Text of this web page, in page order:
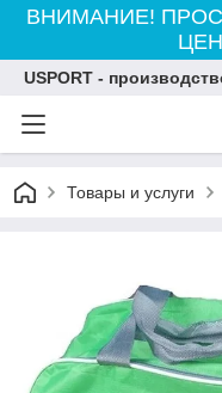
ВНИМАНИЕ!
USPORT -
Товары и услуги